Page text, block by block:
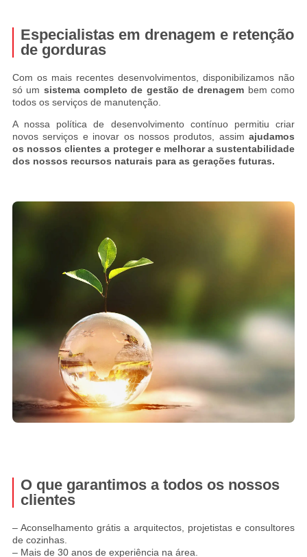
Especialistas em drenagem e retenção
de gorduras
Com os mais recentes desenvolvimentos, disponibilizamos não
só um sistema completo de gestão de drenagem bem como
todos os serviços de manutenção.
A nossa política de desenvolvimento contínuo permitiu criar
novos serviços e inovar os nossos produtos, assimajudamos
os nossos clientes a proteger e melhorar a sustentabilidade
dos nossos recursos naturais para as gerações futuras.
O que garantimos a todos os nossos
clientes
– Aconselhamento grátis a arquitectos, projetistas e consultores
de cozinhas.
– Mais de 30 anos de experiência na área.